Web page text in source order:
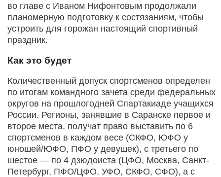
во главе с Иваном Нифонтовым продолжали
планомерную подготовку к состязаниям, чтобы
устроить для горожан настоящий спортивный
праздник.
Как это будет
Количественный допуск спортсменов определен
по итогам командного зачета среди федеральных
округов на прошлогодней Спартакиаде учащихся
России. Регионы, занявшие в Саранске первое и
второе места, получат право выставить по 6
спортсменов в каждом весе (СКФО, ЮФО у
юношей/ЮФО, ПФО у девушек), с третьего по
шестое — по 4 дзюдоиста (ЦФО, Москва, Санкт-
Петербург, ПФО/ЦФО, УФО, СКФО, СФО), а с